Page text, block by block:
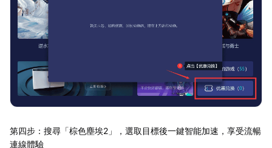
第四步：搜尋「棕色塵埃2」，選取目標後一鍵智能加速，享受流暢
連線體驗